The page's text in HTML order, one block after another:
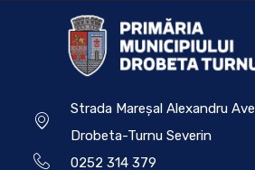
Strada Mareșal Alexandru
Drobeta-Turnu Severin
0252 314 379